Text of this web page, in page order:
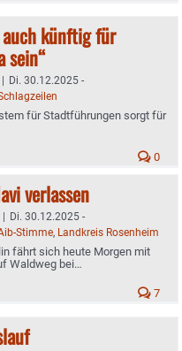
künftig für
sein“
| Di. 30.12.2025 -
für Stadtführungen sorgt für
0
verlassen
| Di. 30.12.2025 -
Stimme, Landkreis Rosenheim
fährt sich heute Morgen mit
Waldweg bei
7